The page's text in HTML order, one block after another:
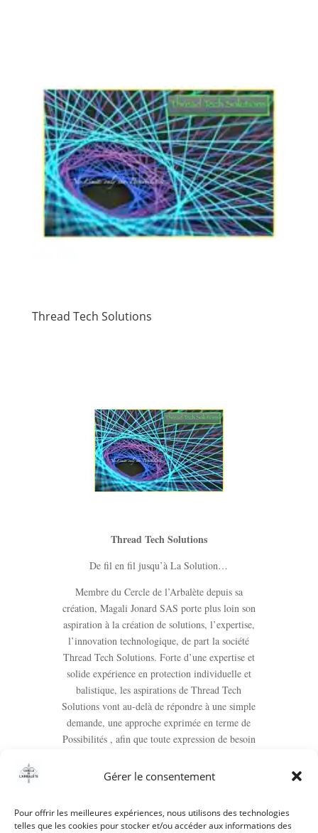
Gérer le consentement
Pour offrir les meilleures expériences, nous utilisons des technologies
telles que les cookies pour stocker et/ou accéder aux informations des
Thread Tech Solutions
Thread Tech Solutions
De fil en fil jusqu’à La Solution…
Membre du Cercle de l’Arbalète depuis sa
création, Magali Jonard SAS porte plus loin son
aspiration à la création de solutions, l’expertise,
l’innovation technologique, de part la société
Thread Tech Solutions. Forte d’une expertise et
solide expérience en protection individuelle et
balistique, les aspirations de Thread Tech
Solutions vont au-delà de répondre à une simple
demande, une approche exprimée en terme de
Possibilités , afin que toute expression de besoin
Créer.